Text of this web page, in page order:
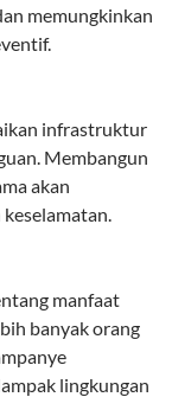
memungkinkan
infrastruktur
Membangun
akan
manfaat
banyak orang
lingkungan